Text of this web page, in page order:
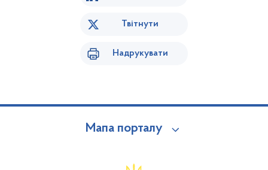
Твітнути
Надрукувати
Мапа порталу